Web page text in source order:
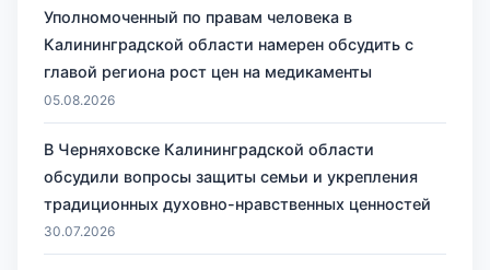
Уполномоченный по правам человека в
Калининградской области намерен обсудить с
главой региона рост цен на медикаменты
05.08.2026
В Черняховске Калининградской области
обсудили вопросы защиты семьи и укрепления
традиционных духовно-нравственных ценностей
30.07.2026